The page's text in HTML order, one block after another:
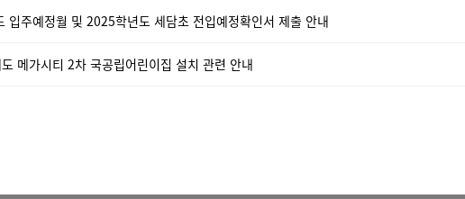
입주예정월 및 2025학년도 세담초 전입예정확인서 제출 안내
메가시티 2차 국공립어린이집 설치 관련 안내